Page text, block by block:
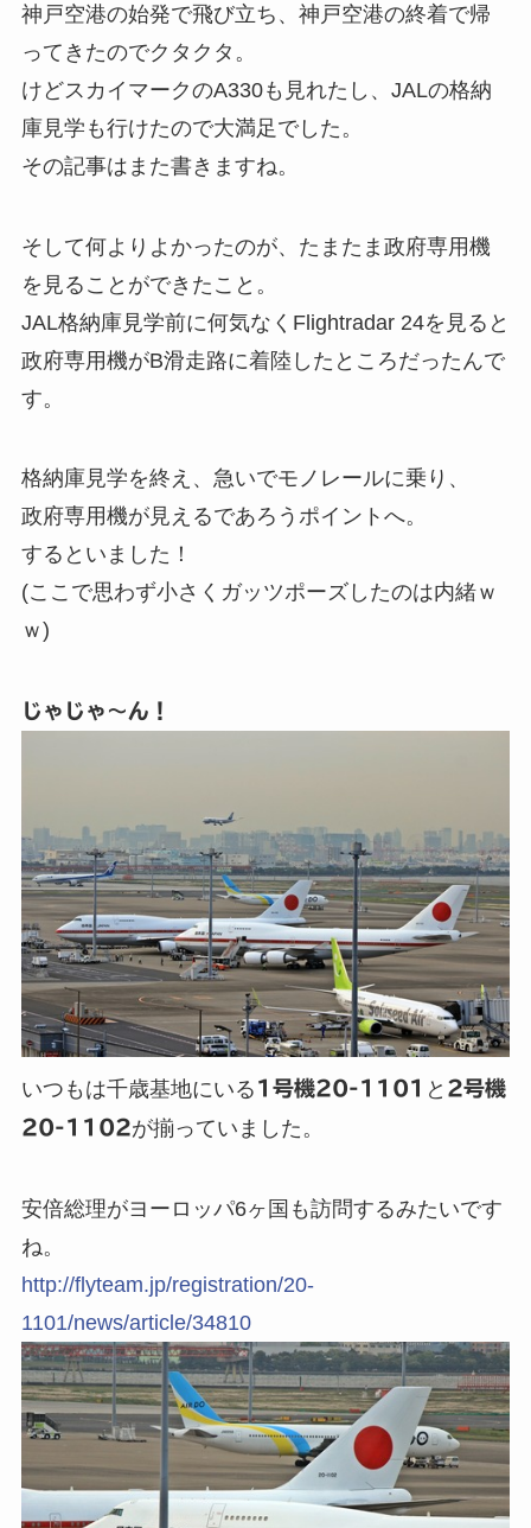
神戸空港の始発で飛び立ち、神戸空港の終着で帰
ってきたのでクタクタ。
けどスカイマークのA330も見れたし、JALの格納
庫見学も行けたので大満足でした。
その記事はまた書きますね。
そして何よりよかったのが、たまたま政府専用機
を見ることができたこと。
JAL格納庫見学前に何気なくFlightradar 24を見ると
政府専用機がB滑走路に着陸したところだったんで
す。
格納庫見学を終え、急いでモノレールに乗り、
政府専用機が見えるであろうポイントへ。
するといました！
(ここで思わず小さくガッツポーズしたのは内緒ｗ
ｗ)
じゃじゃ～ん！
いつもは千歳基地にいる 1号機20-1101 と 2号機
20-1102が揃っていました。
安倍総理がヨーロッパ6ヶ国も訪問するみたいです
ね。
http://flyteam.jp/registration/20-
1101/news/article/34810